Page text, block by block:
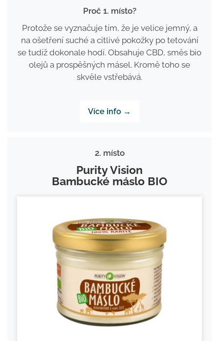
Proč 1. místo?
Protože se vyznačuje tím, že je velice jemný, a
na ošetření suché a citlivé pokožky po tetování
se tudíž dokonale hodí. Obsahuje CBD, směs bio
olejů a prospěšných másel. Kromě toho se
skvěle vstřebává.
Více info →
2. místo
Purity Vision
Bambucké máslo BIO